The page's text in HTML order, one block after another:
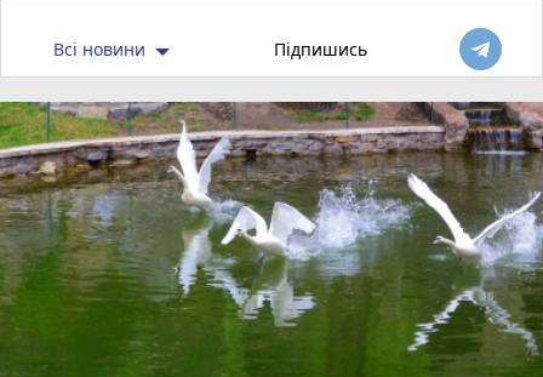
Всі новини Підпишись